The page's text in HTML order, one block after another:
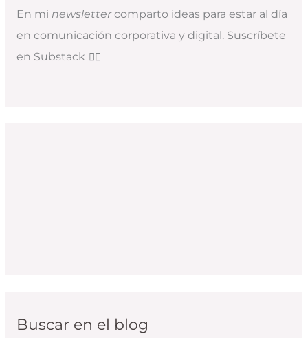
En mi newslettercomparto ideas para estar al día
en comunicación corporativa y digital. Suscríbete
en Substack 👇🏻
Buscar en el blog